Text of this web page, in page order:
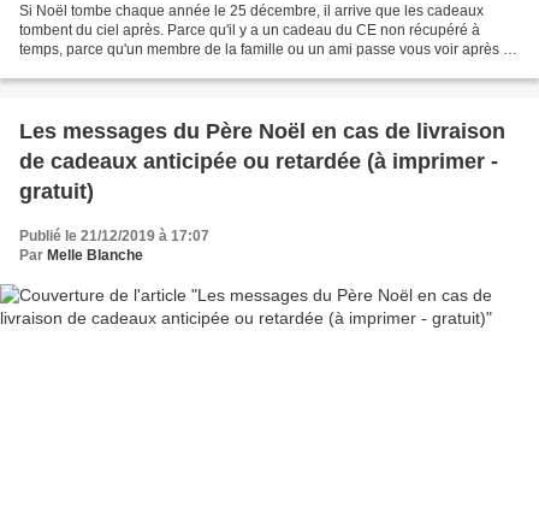
Si Noël tombe chaque année le 25 décembre, il arrive que les cadeaux
tombent du ciel après. Parce qu'il y a un cadeau du CE non récupéré à
temps, parce qu'un membre de la famille ou un ami passe vous voir après et
Les messages du Père Noël en cas de livraison
de cadeaux anticipée ou retardée (à imprimer -
gratuit)
Publié le 21/12/2019 à 17:07
Par Melle Blanche